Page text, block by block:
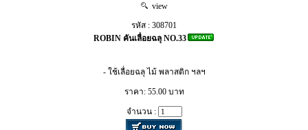
view
รหัส : 308701
ROBIN คันเลื่อยฉลุ NO.33
- ใช้เลื่อยฉลุ ไม้ พลาสติก ฯลฯ
ราคา: 55.00 บาท
จำนวน :